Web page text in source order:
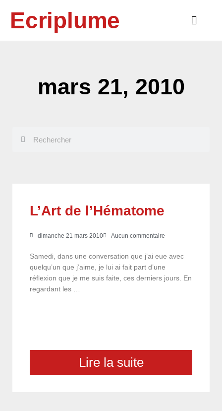
contenuEcriplume
Main
mars 21, 2010
L’Art de l’Hématome
dimanche 21 mars 2010 Aucun commentaire
Samedi, dans une conversation que j’ai eue avec
quelqu’un que j’aime, je lui ai fait part d’une
réflexion que je me suis faite, ces derniers jours. En
regardant les …
Lire la suite